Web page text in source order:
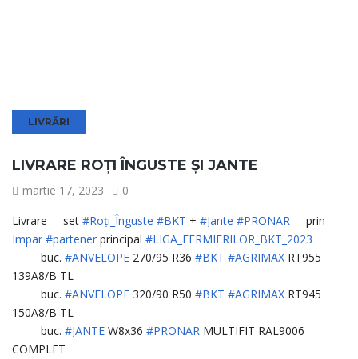
LIVRĂRI
LIVRARE ROȚI ÎNGUSTE ȘI JANTE
martie 17, 2023
0
Livrare
set #Roți_Înguste #BKT + #Jante #PRONAR
prin
Impar #partener principal #LIGA_FERMIERILOR_BKT_2023
buc. #ANVELOPE 270/95 R36 #BKT #AGRIMAX RT955
139A8/B TL
buc. #ANVELOPE 320/90 R50 #BKT #AGRIMAX RT945
150A8/B TL
buc. #JANTE W8x36 #PRONAR MULTIFIT RAL9006
COMPLET